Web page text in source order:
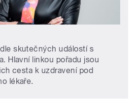
skutečných událostí s
Hlavní linkou pořadu jsou
cesta k uzdravení pod
lékaře.